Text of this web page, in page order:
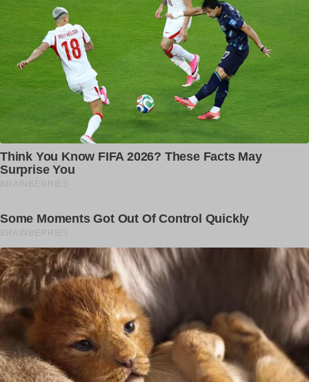
Save my name, email, and website in this browser for the
next time I comment.
Δ